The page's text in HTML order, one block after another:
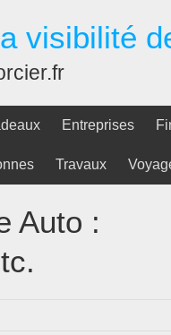
visibilité
Entreprises
Travaux
Auto :